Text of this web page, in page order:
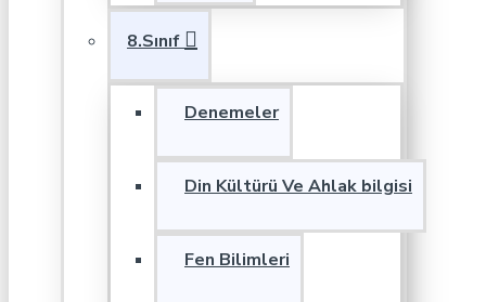
8.Sınıf
Denemeler
Din Kültürü Ve Ahlak bilgisi
Fen Bilimleri